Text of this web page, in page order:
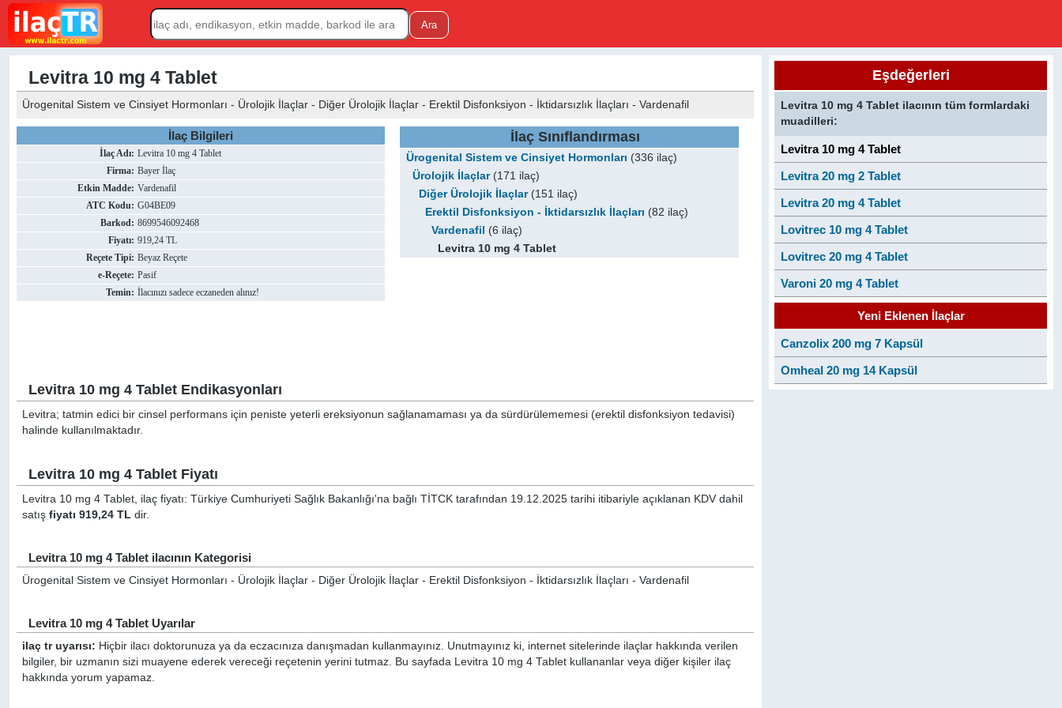
Levitra 10 mg 4 Tablet
Ürogenital Sistem ve Cinsiyet Hormonları - Ürolojik İlaçlar - Diğer Ürolojik İlaçlar - Erektil Disfonksiyon - İktidarsızlık İlaçları - Vardenafil
İlaç Bilgileri
İlaç Adı: Levitra 10 mg 4 Tablet
Firma: Bayer İlaç
Etkin Madde: Vardenafil
ATC Kodu: G04BE09
Barkod: 8699546092468
Fiyatı: 919,24 TL
Reçete Tipi: Beyaz Reçete
e-Reçete: Pasif
Temin: İlacınızı sadece eczaneden alınız!
İlaç Sınıflandırması
Ürogenital Sistem ve Cinsiyet Hormonları (336 ilaç)
Ürolojik İlaçlar(171 ilaç)
Diğer Ürolojik İlaçlar(151 ilaç)
Erektil Disfonksiyon - İktidarsızlık İlaçları (82 ilaç)
Vardenafil
(6 ilaç)
Levitra 10 mg 4 Tablet
Levitra 10 mg 4 Tablet Endikasyonları
Levitra; tatmin edici bir cinsel performans için peniste yeterli ereksiyonun sağlanamaması ya da sürdürülememesi (erektil disfonksiyon tedavisi)
halinde kullanılmaktadır.
Levitra 10 mg 4 Tablet Fiyatı
Levitra 10 mg 4 Tablet, ilaç fiyatı: Türkiye Cumhuriyeti Sağlık Bakanlığı'na bağlı TİTCK tarafından 19.12.2025 tarihi itibariyle açıklanan KDV dahil
satışfiyatı 919,24 TL dir.
Levitra 10 mg 4 Tablet ilacının Kategorisi
Ürogenital Sistem ve Cinsiyet Hormonları - Ürolojik İlaçlar - Diğer Ürolojik İlaçlar - Erektil Disfonksiyon - İktidarsızlık İlaçları - Vardenafil
Levitra 10 mg 4 Tablet Uyarılar
ilaç tr uyarısı: Hiçbir ilacı doktorunuza ya da eczacınıza danışmadan kullanmayınız. Unutmayınız ki, internet sitelerinde ilaçlar hakkında verilen
bilgiler, bir uzmanın sizi muayene ederek vereceği reçetenin yerini tutmaz. Bu sayfada Levitra 10 mg 4 Tablet kullananlar veya diğer kişiler ilaç
hakkında yorum yapamaz.
Eşdeğerleri
Levitra 10 mg 4 Tablet ilacının tüm formlardaki
muadilleri:
Levitra 10 mg 4 Tablet
Levitra 20 mg 2 Tablet
Levitra 20 mg 4 Tablet
Lovitrec 10 mg 4 Tablet
Lovitrec 20 mg 4 Tablet
Varoni 20 mg 4 Tablet
Yeni Eklenen İlaçlar
Canzolix 200 mg 7 Kapsül
Omheal 20 mg 14 Kapsül